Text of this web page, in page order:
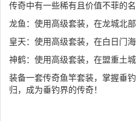
传奇中有一些稀有且价值不菲的
龙鱼：使用高级套装，在龙城北
皇天：使用高级套装，在白日门
神鹤：使用高级套装，在盟重土
装备一套传奇鱼竿套装，掌握垂
归，成为垂钓界的传奇！